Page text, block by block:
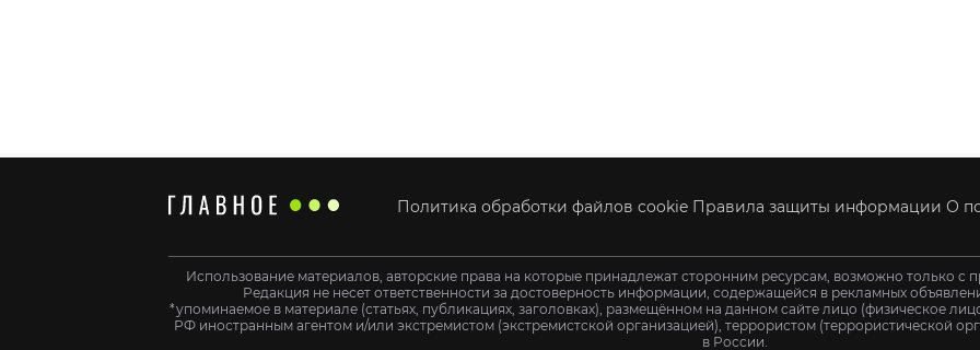
Политика обработки файлов cookie Правила защиты информации О
Использование материалов, авторские права на которые принадлежат сторонним ресурсам, возможно только с
Редакция не несет ответственности за достоверность информации, содержащейся в рекламных
*упоминаемое в материале (статьях, публикациях, заголовках), размещённом на данном сайте лицо (физическое
РФ иностранным агентом и/или экстремистом (экстремистской организацией), террористом (террористической
в России.